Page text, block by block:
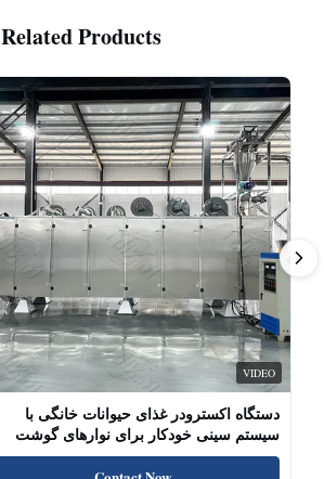
Related Products
VIDEO
دستگاه اکسترودر غذای حیوانات خانگی با
سیستم سینی خودکار برای نوارهای گوشت
سگ، چوب‌های خشک شده